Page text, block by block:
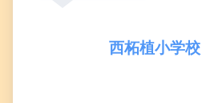
西柘植小学校